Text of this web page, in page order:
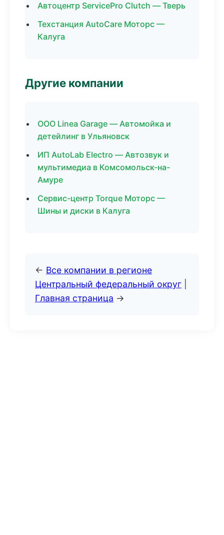
Автоцентр ServicePro Clutch — Тверь
Техстанция AutoCare Моторс —
Калуга
Другие компании
ООО Linea Garage — Автомойка и
детейлинг в Ульяновск
ИП AutoLab Electro — Автозвук и
мультимедиа в Комсомольск-на-
Амуре
Сервис-центр Torque Моторс —
Шины и диски в Калуга
← Все компании в регионе
Центральный федеральный округ
Главная страница →